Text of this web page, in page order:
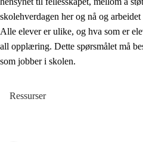
skolehverdagen her og nå og
Alle elever er ulike, og hva som er
all opplæring. Dette spørsmålet må
som jobber i skolen.
Ressurser